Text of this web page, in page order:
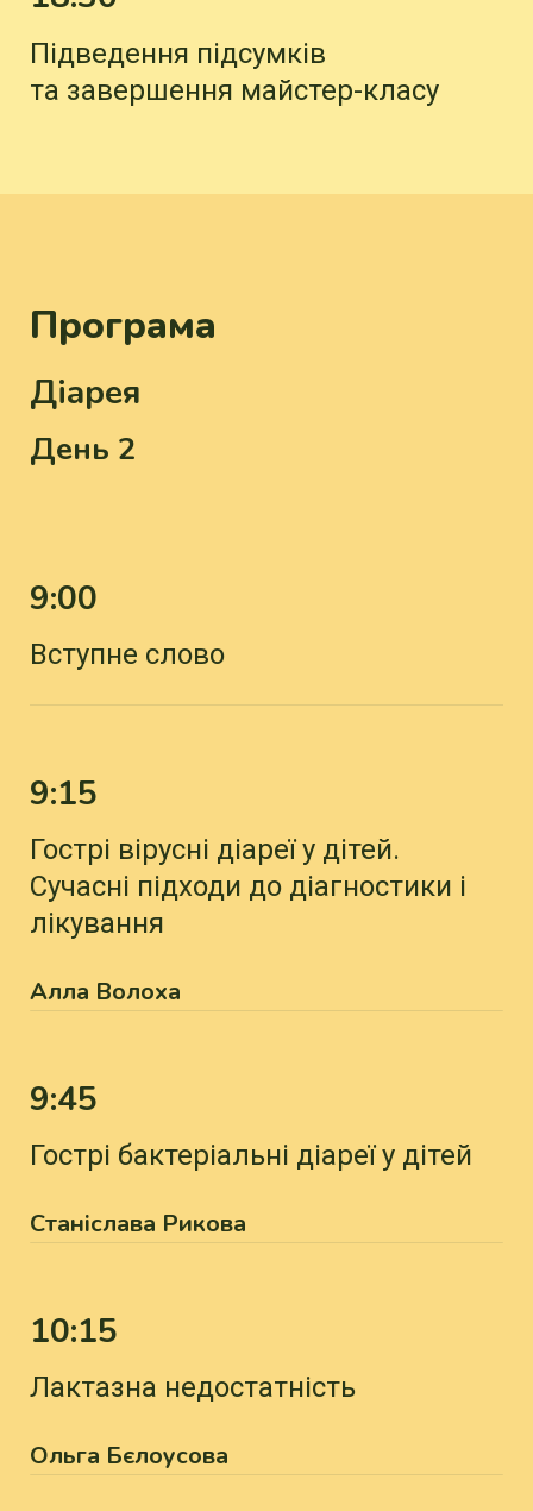
Підведення підсумків
та завершення майстер-класу
Програма
Діарея
День 2
9:00
Вступне слово
9:15
Гострі вірусні діареї у дітей.
Сучасні підходи до діагностики і
лікування
Алла Волоха
9:45
Гострі бактеріальні діареї у дітей
Станіслава Рикова
10:15
Лактазна недостатність
Ольга Бєлоусова